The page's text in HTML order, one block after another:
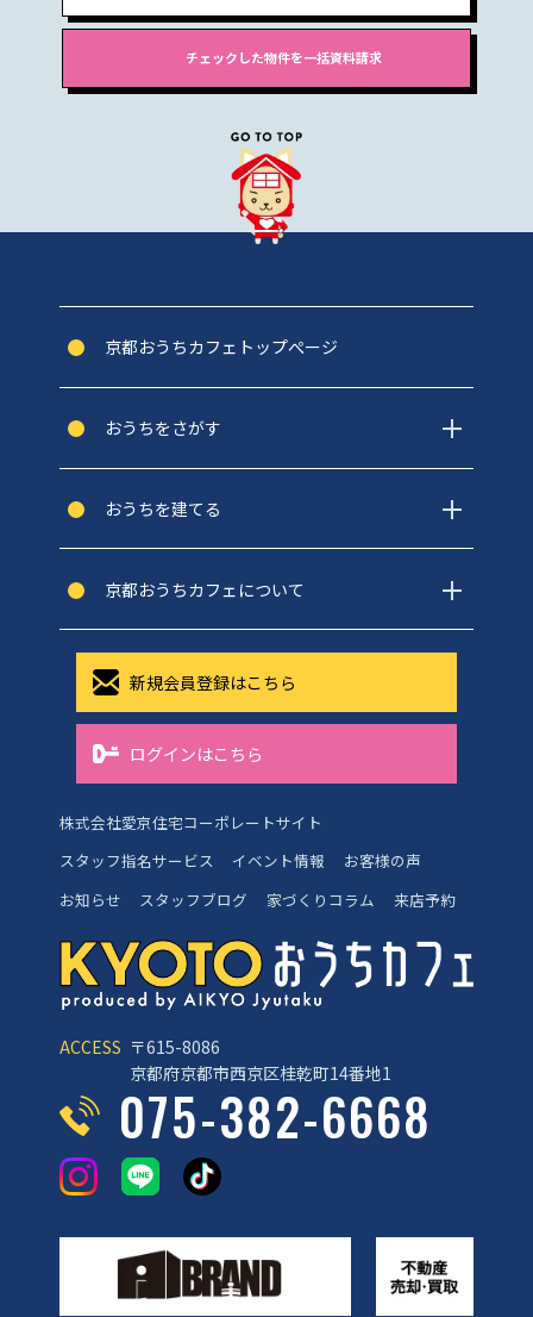
ACCESS 〒615-8086
京都府京都市西京区桂乾町14番地1
075-382-6668
京都おうちカフェトップぺージ
おうちをさがす
おうちを建てる
京都おうちカフェについて
新規会員登録はこちら
ログインはこちら
株式会社愛京住宅コーポレートサイト
スタッフ指名サービス
イベント情報
お客様の声
お知らせ
スタッフブログ 家づくりコラム 来店予約